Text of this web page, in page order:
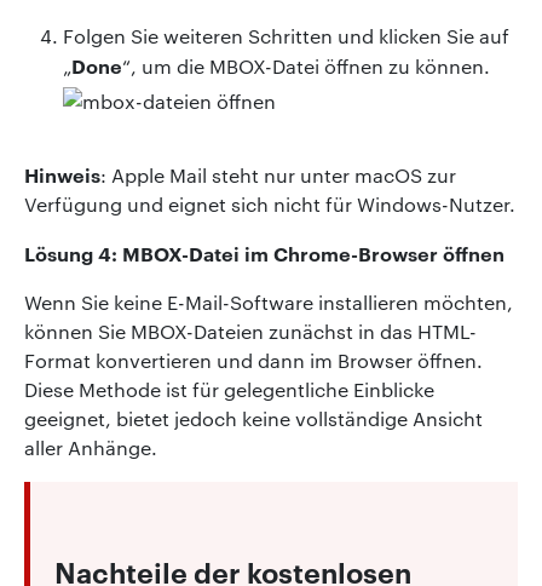
Folgen Sie weiteren Schritten und klicken Sie auf
„Done“, um die MBOX-Datei öffnen zu können.
Hinweis: Apple Mail steht nur unter macOS zur
Verfügung und eignet sich nicht für Windows-Nutzer.
Lösung 4: MBOX-Datei im Chrome-Browser öffnen
Wenn Sie keine E-Mail-Software installieren möchten,
können Sie MBOX-Dateien zunächst in das HTML-
Format konvertieren und dann im Browser öffnen.
Diese Methode ist für gelegentliche Einblicke
geeignet, bietet jedoch keine vollständige Ansicht
aller Anhänge.
Nachteile der kostenlosen